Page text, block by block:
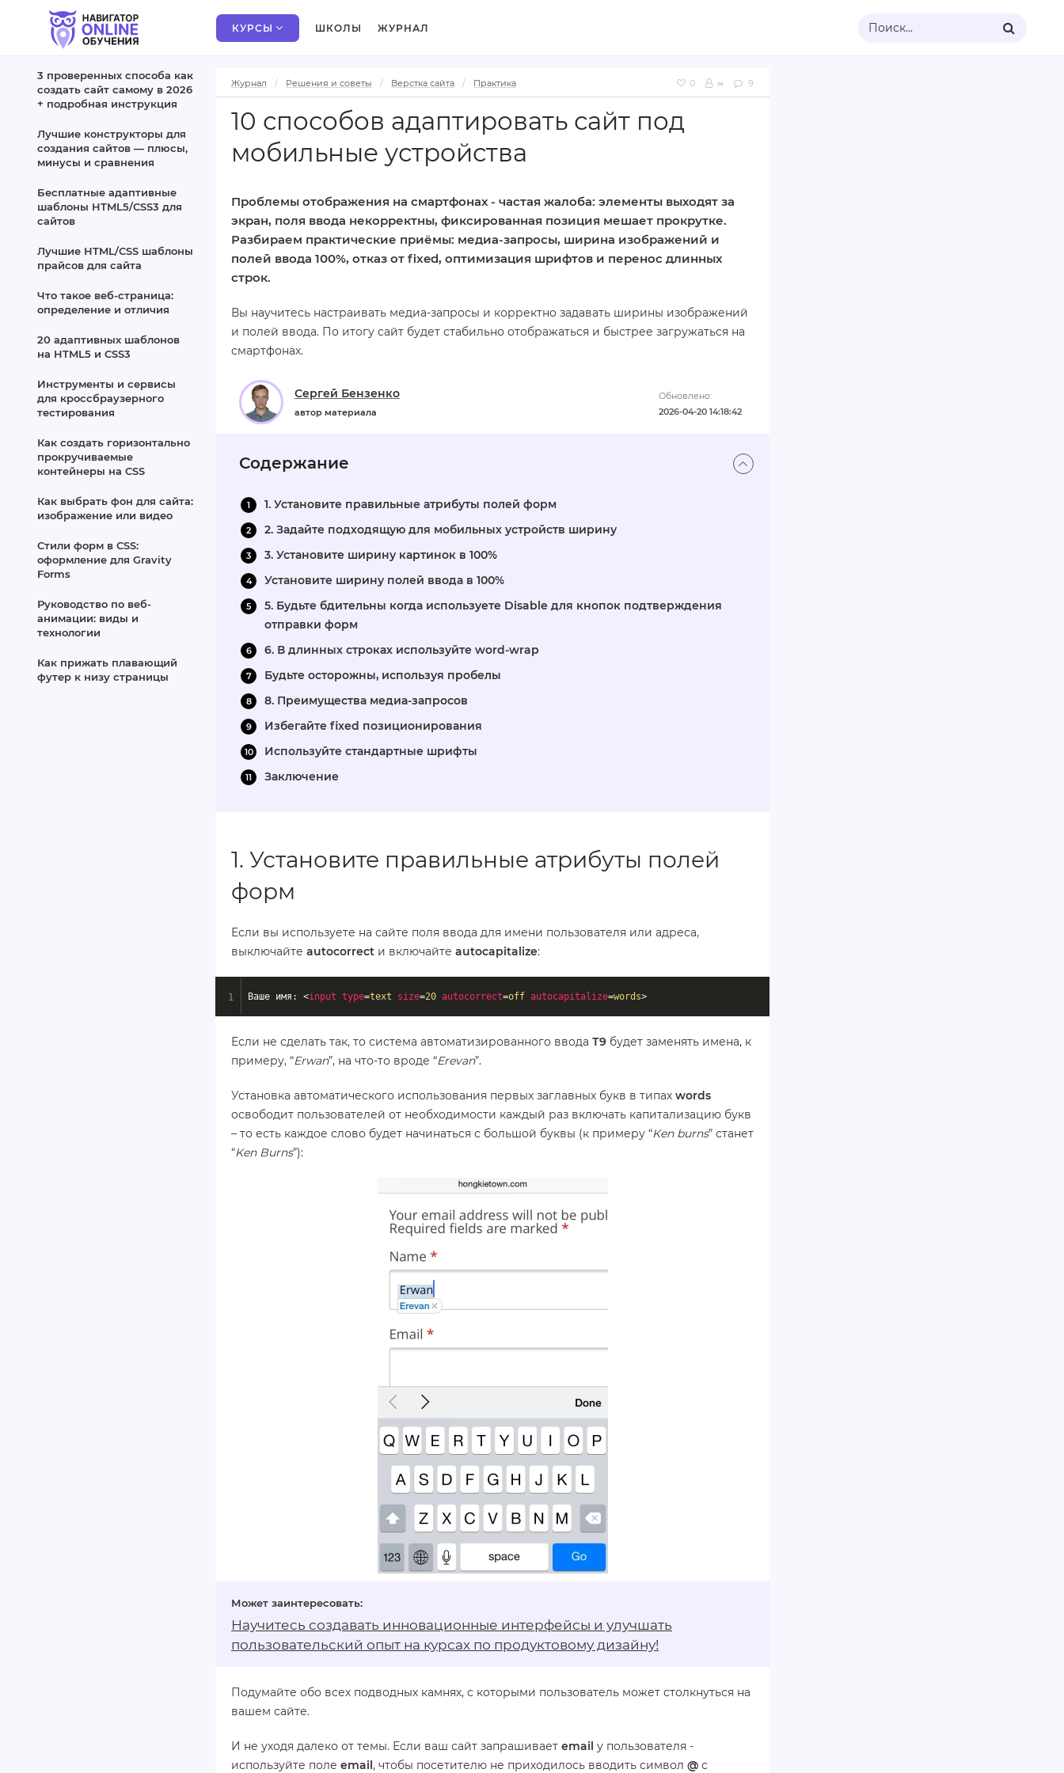
КУРСЫ ШКОЛЫ ЖУРНАЛ Поиск...
Журнал Решения и советы Верстка сайта Практика 0 ∞ 9
10 способов адаптировать сайт под
мобильные устройства
Проблемы отображения на смартфонах - частая жалоба: элементы выходят за
экран, поля ввода некорректны, фиксированная позиция мешает прокрутке.
Разбираем практические приёмы: медиа‑запросы, ширина изображений и
полей ввода 100%, отказ от fixed, оптимизация шрифтов и перенос длинных
строк.
Вы научитесь настраивать медиа‑запросы и корректно задавать ширины изображений
и полей ввода. По итогу сайт будет стабильно отображаться и быстрее загружаться на
смартфонах.
Обновлено:
2026-04-20 14:18:42
Сергей Бензенко
автор материала
Содержание
1. Установите правильные атрибуты полей форм
2. Задайте подходящую для мобильных устройств ширину
3. Установите ширину картинок в 100%
Установите ширину полей ввода в 100%
5. Будьте бдительны когда используете Disable для кнопок подтверждения
отправки форм
6. В длинных строках используйте word-wrap
Будьте осторожны, используя пробелы
8. Преимущества медиа-запросов
Избегайте fixed позиционирования
Используйте стандартные шрифты
Заключение
1. Установите правильные атрибуты полей
форм
Если вы используете на сайте поля ввода для имени пользователя или адреса,
выключайте autocorrect и включайте autocapitalize:
Ваше имя: <input type=text size=20 autocorrect=off autocapitalize=words>
Если не сделать так, то система автоматизированного ввода Т9 будет заменять имена, к
примеру, “Erwan”, на что-то вроде “Erevan”.
Установка автоматического использования первых заглавных букв в типах words
освободит пользователей от необходимости каждый раз включать капитализацию букв
– то есть каждое слово будет начинаться с большой буквы (к примеру “Ken burns” станет
“Ken Burns”):
Научитесь создавать инновационные интерфейсы и улучшать
пользовательский опыт на курсах по продуктовому дизайну!
Подумайте обо всех подводных камнях, с которыми пользователь может столкнуться на
вашем сайте.
И не уходя далеко от темы. Если ваш сайт запрашивает email у пользователя -
используйте поле email, чтобы посетителю не приходилось вводить символ @ с
3 проверенных способа как
создать сайт самому в 2026
+ подробная инструкция
Лучшие конструкторы для
создания сайтов — плюсы,
минусы и сравнения
Бесплатные адаптивные
шаблоны HTML5/CSS3 для
сайтов
Лучшие HTML/CSS шаблоны
прайсов для сайта
Что такое веб-страница:
определение и отличия
20 адаптивных шаблонов
на HTML5 и CSS3
Инструменты и сервисы
для кроссбраузерного
тестирования
Как создать горизонтально
прокручиваемые
контейнеры на CSS
Как выбрать фон для сайта:
изображение или видео
Стили форм в CSS:
оформление для Gravity
Forms
Руководство по веб-
анимации: виды и
технологии
Как прижать плавающий
футер к низу страницы